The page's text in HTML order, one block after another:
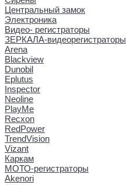
Центральный замок
Электроника
Видео- регистраторы
ЗЕРКАЛА-видеорегистраторы
Arena
Blackview
Dunobil
Eplutus
Inspector
Neoline
PlayMe
Recxon
RedPower
TrendVision
Vizant
Каркам
МОТО-регистраторы
Akenori